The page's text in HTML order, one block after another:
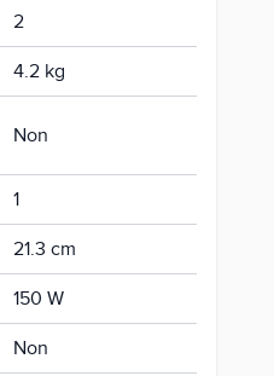
2
4.2 kg
Non
1
21.3 cm
150 W
Non